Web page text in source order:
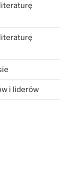
i liderów